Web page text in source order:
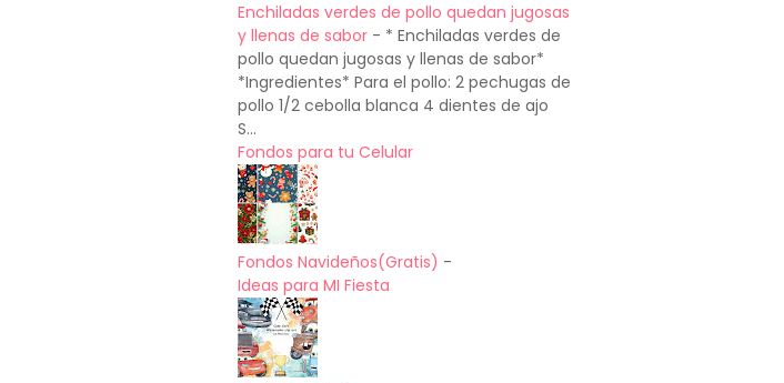
Enchiladas verdes de pollo quedan jugosas
y llenas de sabor - * Enchiladas verdes de
pollo quedan jugosas y llenas de sabor*
*Ingredientes* Para el pollo: 2 pechugas de
pollo 1/2 cebolla blanca 4 dientes de ajo
S...
Fondos para tu Celular
Fondos Navideños(Gratis) -
Ideas para MI Fiesta